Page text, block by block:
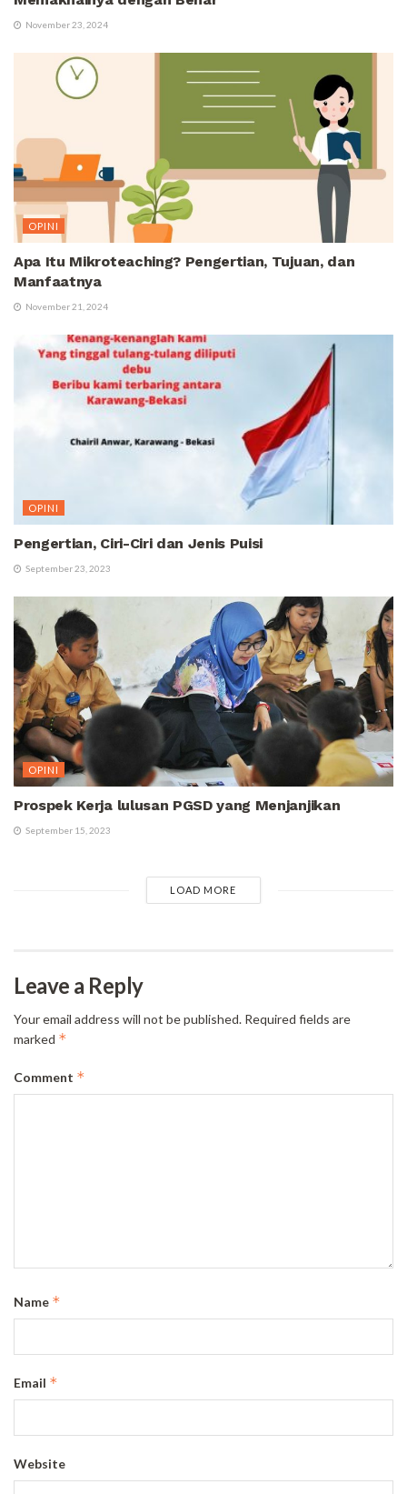
November 23, 2024
OPINI
Apa Itu Mikroteaching? Pengertian, Tujuan, dan
Manfaatnya
November 21, 2024
OPINI
Pengertian, Ciri-Ciri dan Jenis Puisi
September 23, 2023
OPINI
Prospek Kerja lulusan PGSD yang Menjanjikan
September 15, 2023
LOAD MORE
Leave a Reply
Your email address will not be published. Required fields are
marked *
Comment *
Name *
Email *
Website